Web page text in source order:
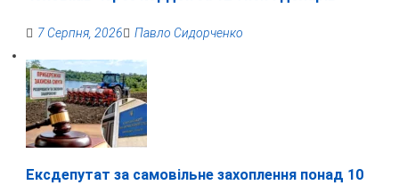
7 Серпня, 2026 Павло Сидорченко
Ексдепутат за самовільне захоплення понад 10